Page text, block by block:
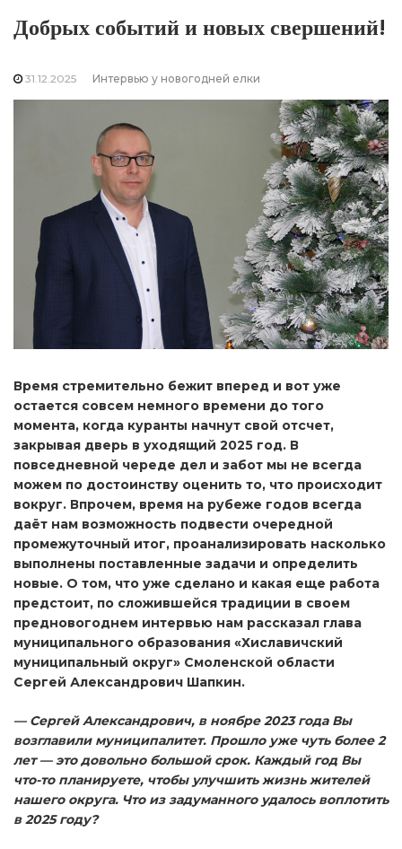
Добрых событий и новых свершений!
31.12.2025 Интервью у новогодней елки
Время стремительно бежит вперед и вот уже
остается совсем немного времени до того
момента, когда куранты начнут свой отсчет,
закрывая дверь в уходящий 2025 год. В
повседневной череде дел и забот мы не всегда
можем по достоинству оценить то, что происходит
вокруг. Впрочем, время на рубеже годов всегда
даёт нам возможность подвести очередной
промежуточный итог, проанализировать насколько
выполнены поставленные задачи и определить
новые. О том, что уже сделано и какая еще работа
предстоит, по сложившейся традиции в своем
предновогоднем интервью нам рассказал глава
муниципального образования «Хиславичский
муниципальный округ» Смоленской области
Сергей Александрович Шапкин.
— Сергей Александрович, в ноябре 2023 года Вы
возглавили муниципалитет. Прошло уже чуть более 2
лет — это довольно большой срок. Каждый год Вы
что-то планируете, чтобы улучшить жизнь жителей
нашего округа. Что из задуманного удалось воплотить
в 2025 году?